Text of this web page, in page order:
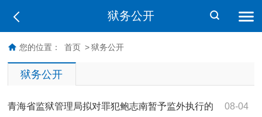
狱务公开
您的位置： 首页 > 狱务公开
狱务公开
08-04
青海省监狱管理局拟对罪犯鲍志南暂予监外执行的